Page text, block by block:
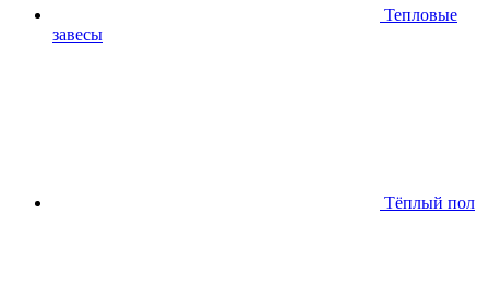
Тепловые
завесы
Тёплый пол